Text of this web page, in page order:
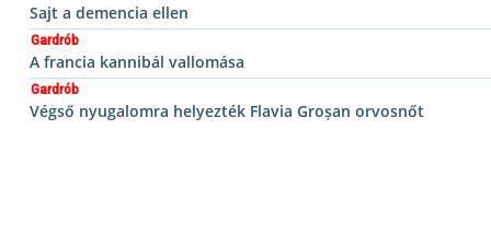
Sajt a demencia ellen
Gardrób
A francia kannibál vallomása
Gardrób
Végső nyugalomra helyezték Flavia Groșan orvosnőt